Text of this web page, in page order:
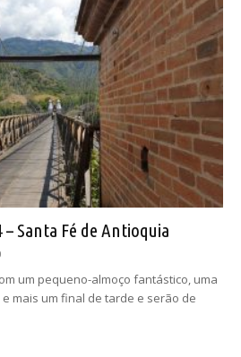
Santa Fé de Antioquia
um pequeno-almoço fantástico, uma
mais um final de tarde e serão de